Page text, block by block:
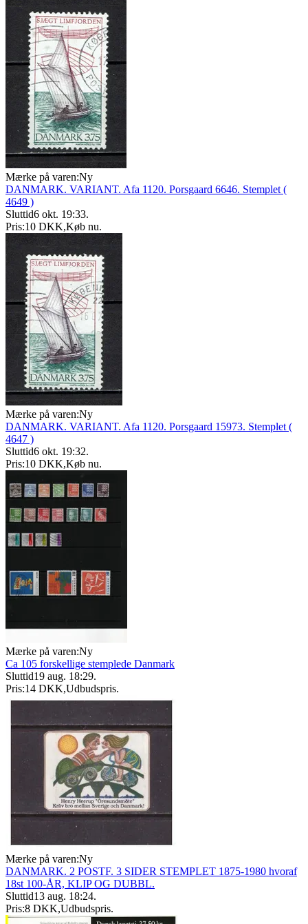
Mærke på varen:Ny
DANMARK. VARIANT. Afa 1120. Porsgaard 6646. Stemplet (
4649 )
Sluttid6 okt. 19:33.
Pris:10 DKK,Køb nu.
Mærke på varen:Ny
DANMARK. VARIANT. Afa 1120. Porsgaard 15973. Stemplet (
4647 )
Sluttid6 okt. 19:32.
Pris:10 DKK,Køb nu.
Mærke på varen:Ny
Ca 105 forskellige stemplede Danmark
Sluttid19 aug. 18:29.
Pris:14 DKK,Udbudspris.
Mærke på varen:Ny
DANMARK. 2 POSTF. 3 SIDER STEMPLET 1875-1980 hvoraf
18st 100-ÅR, KLIP OG DUBBL.
Sluttid13 aug. 18:24.
Pris:8 DKK,Udbudspris.